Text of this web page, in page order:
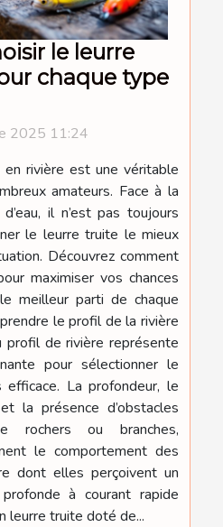
le leurre
chaque type
2025 11:24
rivière est une véritable
amateurs. Face à la
il n’est pas toujours
le leurre truite le mieux
Découvrez comment
maximiser vos chances
meilleur parti de chaque
le profil de la rivière
profil de rivière représente
pour sélectionner le
La profondeur, le
la présence d’obstacles
rochers ou branches,
le comportement des
dont elles perçoivent un
à courant rapide
leurre truite doté de...